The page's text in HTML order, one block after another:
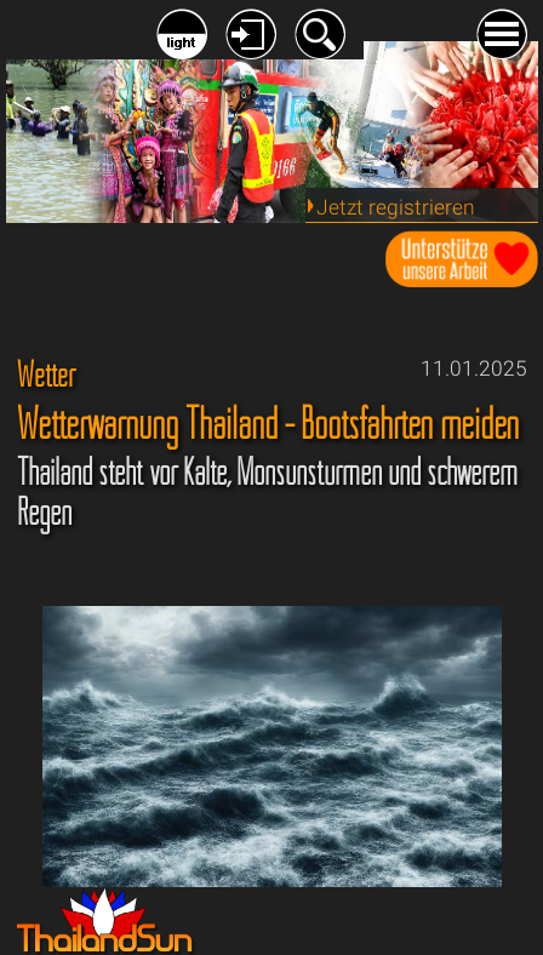
Jetzt registrieren
11.01.2025
Wetter
Wetterwarnung Thailand - Bootsfahrten meiden
Thailand steht vor Kälte, Monsunstürmen und schwerem
Regen